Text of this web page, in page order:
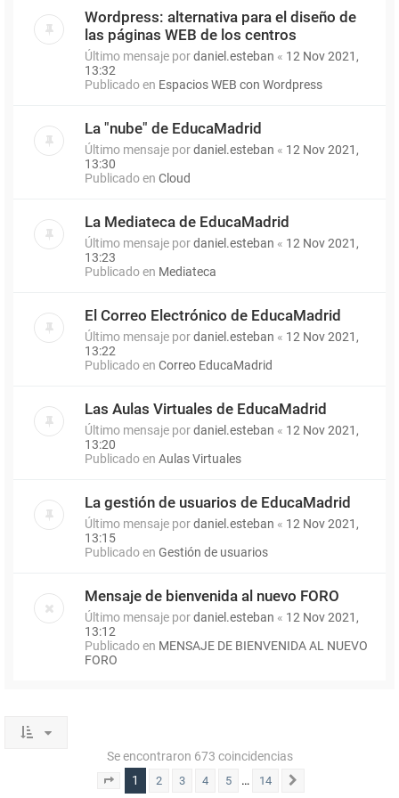
Wordpress: alternativa para el diseño de
las páginas WEB de los centros
Último mensaje pordaniel.esteban « 12 Nov 2021,
13:32
Publicado en Espacios WEB con Wordpress
La "nube" de EducaMadrid
Último mensaje pordaniel.esteban « 12 Nov 2021,
13:30
Publicado en Cloud
La Mediateca de EducaMadrid
Último mensaje pordaniel.esteban « 12 Nov 2021,
13:23
Publicado en Mediateca
El Correo Electrónico de EducaMadrid
Último mensaje pordaniel.esteban « 12 Nov 2021,
13:22
Publicado en Correo EducaMadrid
Las Aulas Virtuales de EducaMadrid
Último mensaje pordaniel.esteban « 12 Nov 2021,
13:20
Publicado en Aulas Virtuales
La gestión de usuarios de EducaMadrid
Último mensaje pordaniel.esteban « 12 Nov 2021,
13:15
Publicado en Gestión de usuarios
Mensaje de bienvenida al nuevo FORO
Último mensaje pordaniel.esteban « 12 Nov 2021,
13:12
Publicado en MENSAJE DE BIENVENIDA AL NUEVO
FORO
Se encontraron 673 coincidencias
Página 1de 14
1 2 3 4 5 … 14